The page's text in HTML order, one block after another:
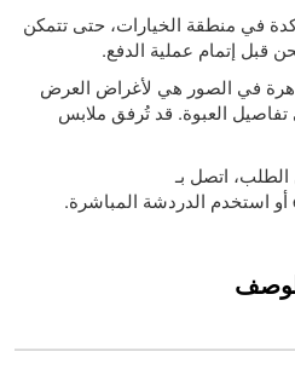
في منطقة الخيارات، حتى تتمكن
قبل إتمام عملية الدفع.
في الصور هي لأغراض العرض
العبوة. قد تُرفق ملابس
أو استخدم الدردشة المباشرة.